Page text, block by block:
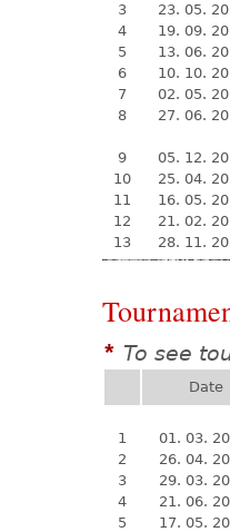
3
23. 05.
4
19. 09.
5
13. 06.
6
10. 10.
7
02. 05.
8
27. 06.
9
05. 12.
10
25. 04.
11
16. 05.
12
21. 02.
13
28. 11.
* To see
Date
1
01. 03.
2
26. 04.
3
29. 03.
4
21. 06.
5
17. 05.